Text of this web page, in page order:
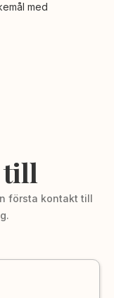
med
till
första kontakt till